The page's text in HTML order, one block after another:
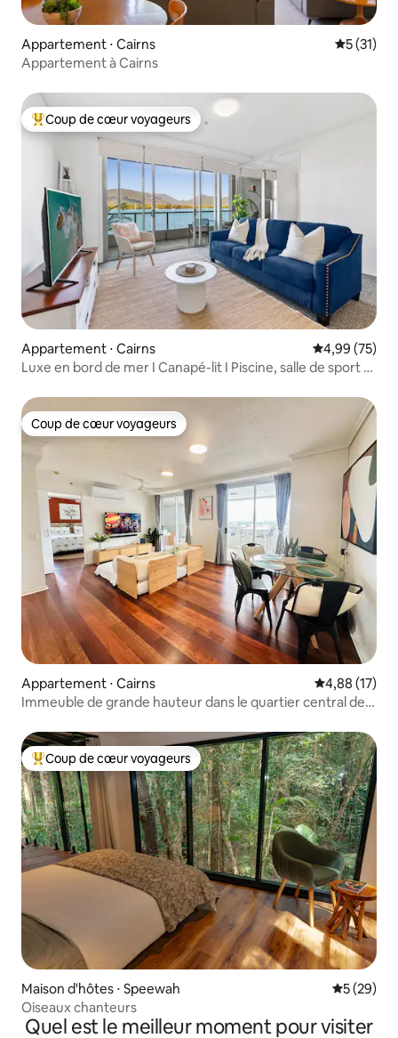
Appartement ⋅ Cairns
5 (31)
Appartement à Cairns
Coups de cœur voyageurs les plus appréciés
Coup de cœur voyageurs
Appartement ⋅ Cairns Évaluation
4,99 (75)
Luxe en bord de mer I Canapé-lit I Piscine, salle de sport et
Coup de cœur voyageurs
Coup de cœur voyageurs
Appartement ⋅ Cairns Évaluation
4,88 (17)
Immeuble de grande hauteur dans le quartier central des
Coups de cœur voyageurs les plus appréciés
Coup de cœur voyageurs
Maison d'hôtes ⋅ Speewah
5 (29)
Oiseaux chanteurs
Quel est le meilleur moment pour visiter